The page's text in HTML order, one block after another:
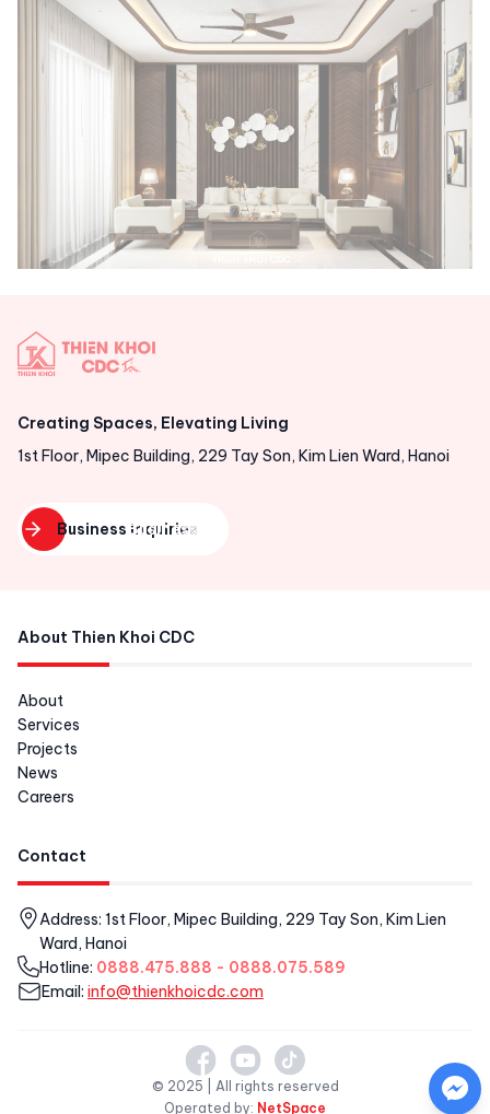
Creating Spaces, Elevating Living
1st Floor, Mipec Building, 229 Tay Son, Kim Lien Ward, Hanoi
Business inquiries
Business
About Thien Khoi CDC
About
Services
Projects
News
Careers
Contact
Address: 1st Floor, Mipec Building, 229 Tay Son, Kim Lien
Ward, Hanoi
Hotline: 0888.475.888 - 0888.075.589
Email: info@thienkhoicdc.com
© 2025 | All rights reserved
Operated by: NetSpace